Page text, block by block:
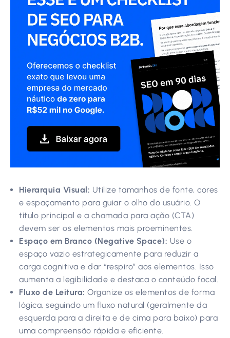
Hierarquia Visual: Utilize tamanhos de fonte, cores
e espaçamento para guiar o olho do usuário. O
título principal e a chamada para ação (CTA)
devem ser os elementos mais proeminentes.
Espaço em Branco (Negative Space): Use o
espaço vazio estrategicamente para reduzir a
carga cognitiva e dar “respiro” aos elementos. Isso
aumenta a legibilidade e destaca o conteúdo focal.
Fluxo de Leitura: Organize os elementos de forma
lógica, seguindo um fluxo natural (geralmente da
esquerda para a direita e de cima para baixo) para
uma compreensão rápida e eficiente.